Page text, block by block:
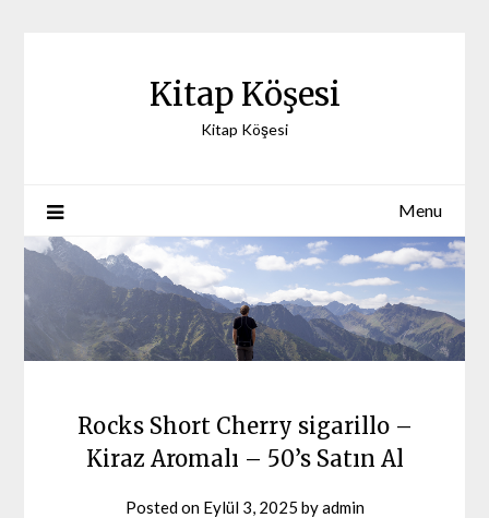
Kitap Köşesi
Kitap Köşesi
Menu
Rocks Short Cherry sigarillo –
Kiraz Aromalı – 50’s Satın Al
Posted on Eylül 3, 2025 byadmin